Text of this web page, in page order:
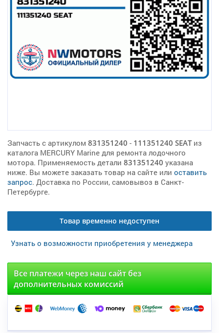
Запчасть с артикулом 831351240 - 111351240 SEATиз
каталога MERCURY Marine для ремонта лодочного
мотора. Применяемость детали 831351240 указана
ниже. Вы можете заказать товар на сайте или оставить
запрос. Доставка по России, самовывоз в Санкт-
Петербурге.
Товар временно недоступен
Узнать о возможности приобретения у менеджера
Все платежи через наш сайт без
дополнительных комиссий